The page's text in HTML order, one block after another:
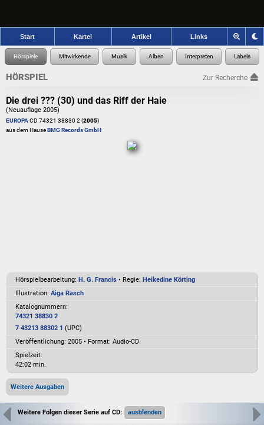
Start Kartei Artikel Links
HÖRSPIEL Zur Recherche
Die drei ??? (30) und das Riff der Haie
(Neuauflage 2005)
EUROPACD 74321 38830 2 (2005)
aus dem Hause BMG Records GmbH
Hörspielbearbeitung: H. G. Francis • Regie: Heikedine Körting
Illustration: Aiga Rasch
Katalognummern:
74321 38830 2
7 43213 88302 1 (UPC)
Veröffentlichung: 2005 • Format: Audio-CD
Spielzeit:
42:02 min.
Weitere Ausgaben
Weitere Folgen dieser Serie auf CD: